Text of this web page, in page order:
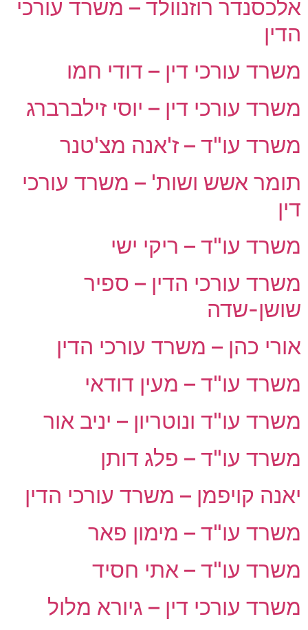
אלכסנדר רוזנוולד – משרד עורכי
הדין
משרד עורכי דין – דודי חמו
משרד עורכי דין – יוסי זילברברג
משרד עו"ד – ז'אנה מצ'טנר
תומר אשש ושות' – משרד עורכי
דין
משרד עו"ד – ריקי ישי
משרד עורכי הדין – ספיר
שושן-שדה
אורי כהן – משרד עורכי הדין
משרד עו"ד – מעין דודאי
משרד עו"ד ונוטריון – יניב אור
משרד עו"ד – פלג דותן
יאנה קויפמן – משרד עורכי הדין
משרד עו"ד – מימון פאר
משרד עו"ד – אתי חסיד
משרד עורכי דין – גיורא מלול